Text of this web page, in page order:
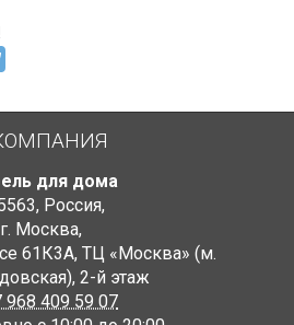
для дома
, Россия,
г. Москва,
61К3А, ТЦ «Москва» (м.
, 2-й этаж
968 409 59 07